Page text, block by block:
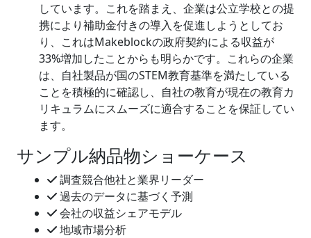
しています。これを踏まえ、企業は公立学校との提
携により補助金付きの導入を促進しようとしてお
り、これはMakeblockの政府契約による収益が
33%増加したことからも明らかです。これらの企業
は、自社製品が国のSTEM教育基準を満たしている
ことを積極的に確認し、自社の教育が現在の教育カ
リキュラムにスムーズに適合することを保証してい
ます。
サンプル納品物ショーケース
調査競合他社と業界リーダー
過去のデータに基づく予測
会社の収益シェアモデル
地域市場分析